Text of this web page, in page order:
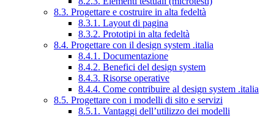
8.3. Progettare e costruire in alta fedeltà
8.3.1. Layout di pagina
8.3.2. Prototipi in alta fedeltà
8.4. Progettare con il design system .italia
8.4.1. Documentazione
8.4.2. Benefici del design system
8.4.3. Risorse operative
8.4.4. Come contribuire al design system .italia
8.5. Progettare con i modelli di sito e servizi
8.5.1. Vantaggi dell’utilizzo dei modelli